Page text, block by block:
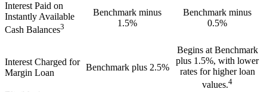
Interest Paid on
Instantly Available
Cash Balances3
Benchmark minus
1.5%
Benchmark minus
0.5%
Interest Charged for
Margin Loan
Benchmark plus 2.5%
Begins at Benchmark
plus 1.5%, with lower
rates for higher loan
values.4